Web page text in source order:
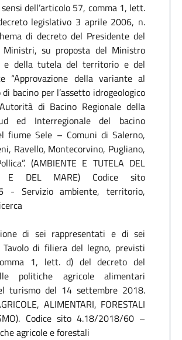
dell’articolo 57, comma 1, lett.
legislativo 3 aprile 2006, n.
di decreto del Presidente del
Ministri, su proposta del Ministro
e della tutela del territorio e del
“Approvazione della variante al
bacino per l’assetto idrogeologico
di Bacino Regionale della
ed Interregionale del bacino
fiume Sele – Comuni di Salerno,
Ravello, Montecorvino, Pugliano,
(AMBIENTE E TUTELA DEL
E DEL MARE) Codice sito
- Servizio ambiente, territorio,
di sei rappresentati e di sei
di filiera del legno, previsti
1, lett. d) del decreto del
politiche agricole alimentari
turismo del 14 settembre 2018.
ALIMENTARI, FORESTALI
Codice sito 4.18/2018/60 –
agricole e forestali